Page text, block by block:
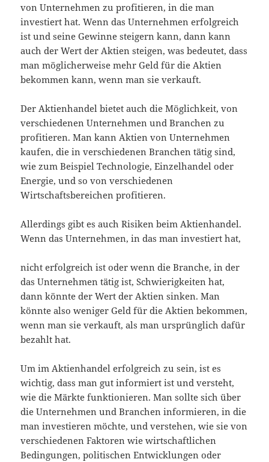
von Unternehmen zu profitieren, in die man
investiert hat. Wenn das Unternehmen erfolgreich
ist und seine Gewinne steigern kann, dann kann
auch der Wert der Aktien steigen, was bedeutet, dass
man möglicherweise mehr Geld für die Aktien
bekommen kann, wenn man sie verkauft.
Der Aktienhandel bietet auch die Möglichkeit, von
verschiedenen Unternehmen und Branchen zu
profitieren. Man kann Aktien von Unternehmen
kaufen, die in verschiedenen Branchen tätig sind,
wie zum Beispiel Technologie, Einzelhandel oder
Energie, und so von verschiedenen
Wirtschaftsbereichen profitieren.
Allerdings gibt es auch Risiken beim Aktienhandel.
Wenn das Unternehmen, in das man investiert hat,
nicht erfolgreich ist oder wenn die Branche, in der
das Unternehmen tätig ist, Schwierigkeiten hat,
dann könnte der Wert der Aktien sinken. Man
könnte also weniger Geld für die Aktien bekommen,
wenn man sie verkauft, als man ursprünglich dafür
bezahlt hat.
Um im Aktienhandel erfolgreich zu sein, ist es
wichtig, dass man gut informiert ist und versteht,
wie die Märkte funktionieren. Man sollte sich über
die Unternehmen und Branchen informieren, in die
man investieren möchte, und verstehen, wie sie von
verschiedenen Faktoren wie wirtschaftlichen
Bedingungen, politischen Entwicklungen oder